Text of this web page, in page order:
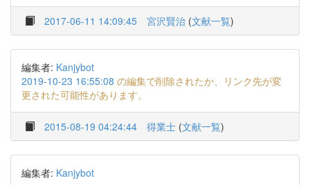
2017-06-11 14:09:45 宮沢賢治 (文献一覧)
編集者: Kanjybot
2019-10-23 16:55:08 の編集で削除されたか、リンク先が変
更された可能性があります。
2015-08-19 04:24:44 得業士 (文献一覧)
編集者: Kanjybot